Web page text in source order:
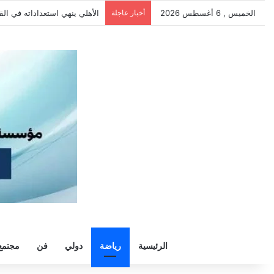
الخميس , 6 أغسطس 2026 أخبار عاجلة الأهلي يهزم بترول أسيوط
الرئيسية رياضة دولي فن